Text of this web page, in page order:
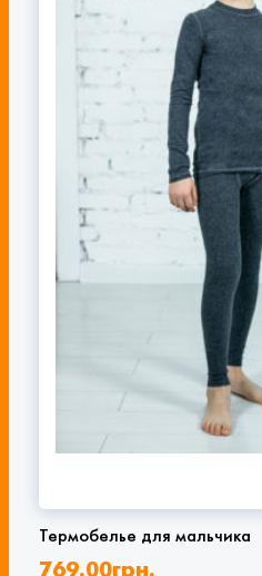
Термобелье для мальчика
769.00грн.